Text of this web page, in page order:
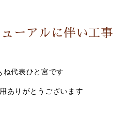
ーアルに伴い工事
ね代表ひと宮です
ありがとうございます